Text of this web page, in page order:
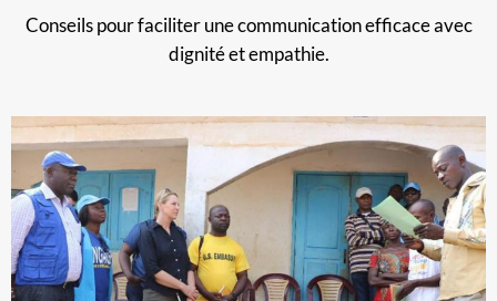
Conseils pour faciliter une communication efficace avec
dignité et empathie.